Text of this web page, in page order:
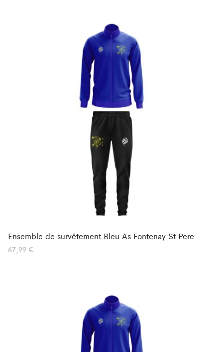
Ensemble de survêtement Bleu As Fontenay St Pere
67,99 €